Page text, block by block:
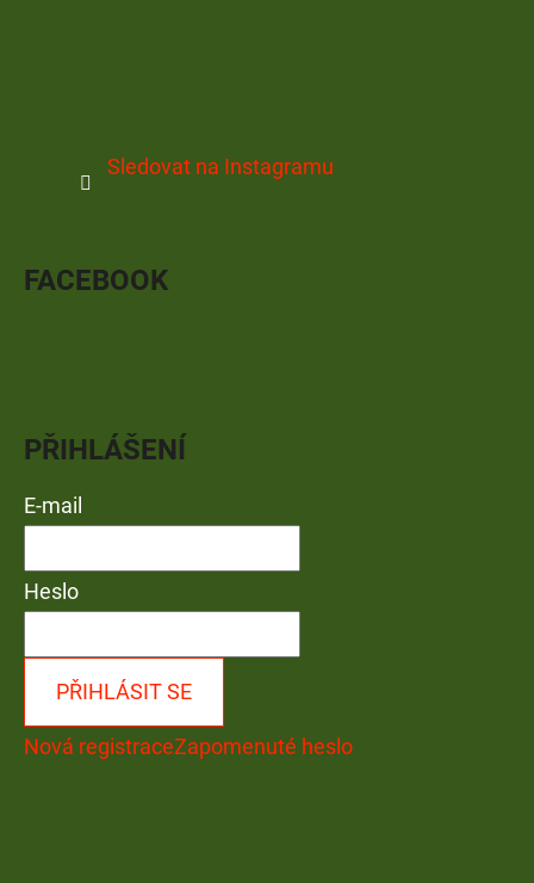
Sledovat na Instagramu
FACEBOOK
PŘIHLÁŠENÍ
E-mail
Heslo
PŘIHLÁSIT SE
Nová registraceZapomenuté heslo